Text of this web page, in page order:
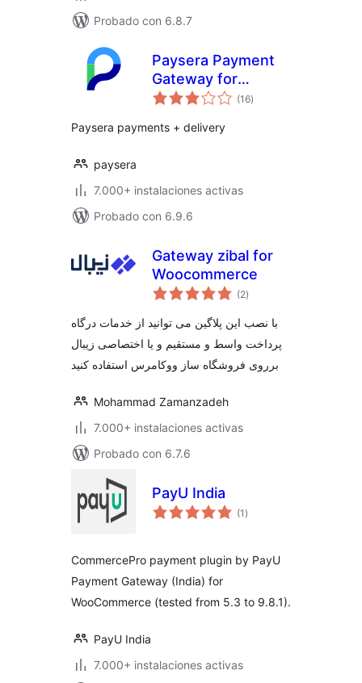
Probado con 6.8.7
Paysera Payment
Gateway for
WooCommerce
(16valoraciones
en
)
Paysera payments + delivery
paysera
7.000+ instalaciones activas
Probado con 6.9.6
Gateway zibal for
Woocommerce
(2valoraciones
en
)
با نصب این پلاگین می توانید از خدمات درگاه
پرداخت واسط و مستقیم و یا اختصاصی زیبال
برروی فروشگاه ساز ووکامرس استفاده کنید
Mohammad Zamanzadeh
7.000+ instalaciones activas
Probado con 6.7.6
PayU India
(1 valoraciones
en
)
CommercePro payment plugin by PayU
Payment Gateway (India) for
WooCommerce (tested from 5.3 to 9.8.1).
PayU India
7.000+ instalaciones activas